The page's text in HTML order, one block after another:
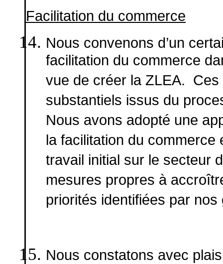
Facilitation du commerce
Nous convenons d’un
facilitation du commerce
vue de créer la ZLEA.
substantiels issus du
Nous avons adopté une
la facilitation du commerce
travail initial sur le secteur
mesures propres à
priorités identifiées par nos
Nous constatons avec